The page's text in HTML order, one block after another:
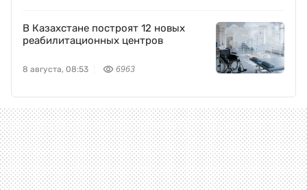
В Казахстане построят 12 новых
реабилитационных центров
8 августа, 08:53 6963